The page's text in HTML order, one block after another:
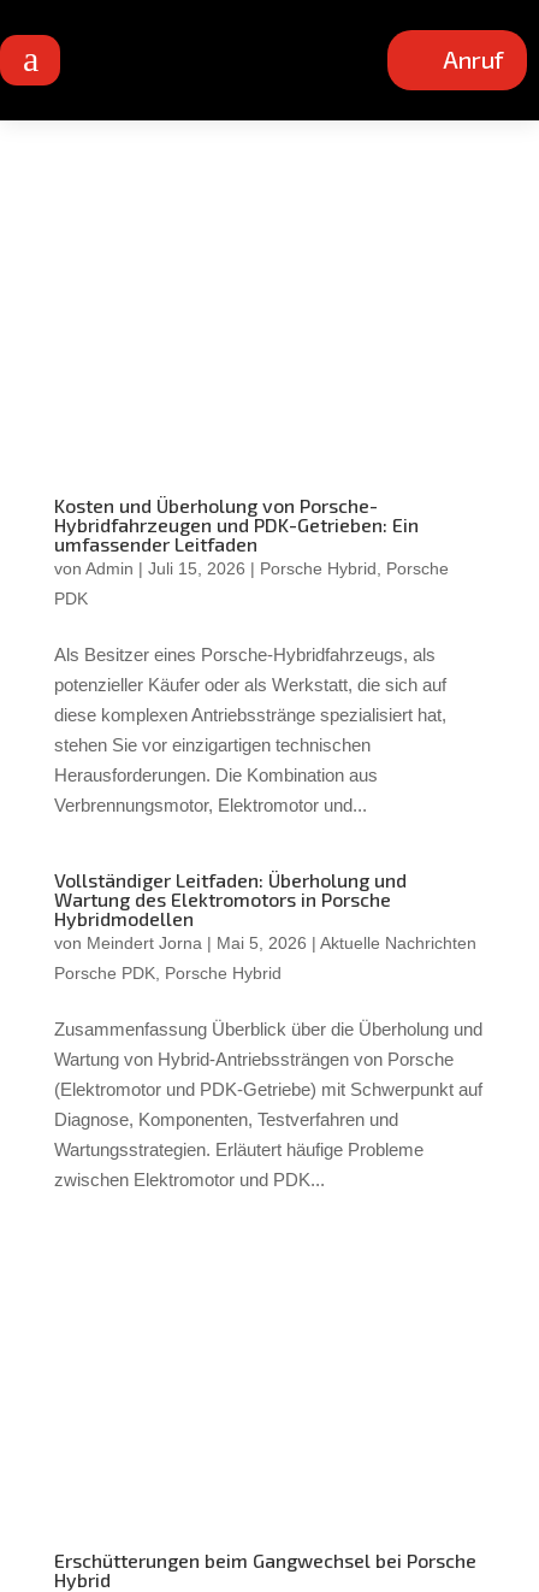
a Anruf
Kosten und Überholung von Porsche-
Hybridfahrzeugen und PDK-Getrieben: Ein
umfassender Leitfaden
von Admin | Juli 15, 2026 | Porsche Hybrid
Porsche
PDK
Als Besitzer eines Porsche-Hybridfahrzeugs, als
potenzieller Käufer oder als Werkstatt, die sich auf
diese komplexen Antriebsstränge spezialisiert hat,
stehen Sie vor einzigartigen technischen
Herausforderungen. Die Kombination aus
Verbrennungsmotor, Elektromotor und...
Vollständiger Leitfaden: Überholung und
Wartung des Elektromotors in Porsche
Hybridmodellen
von Meindert Jorna | Mai 5, 2026 | Aktuelle Nachrichten
Porsche PDK, Porsche Hybrid
Zusammenfassung Überblick über die Überholung und
Wartung von Hybrid-Antriebssträngen von Porsche
(Elektromotor und PDK-Getriebe) mit Schwerpunkt auf
Diagnose, Komponenten, Testverfahren und
Wartungsstrategien. Erläutert häufige Probleme
zwischen Elektromotor und PDK...
Erschütterungen beim Gangwechsel bei Porsche
Hybrid